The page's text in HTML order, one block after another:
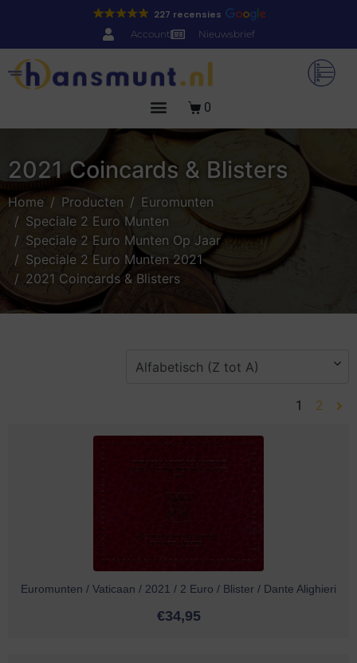
227 recensies
Account Nieuwsbrief
0
2021 Coincards & Blisters
Home Producten
Euromunten
Speciale 2 Euro Munten
Speciale 2 Euro Munten Op Jaar
Speciale 2 Euro Munten 2021
2021 Coincards & Blisters
1 2
Euromunten / Vaticaan / 2021 / 2 Euro / Blister / Dante Alighieri
€34,95